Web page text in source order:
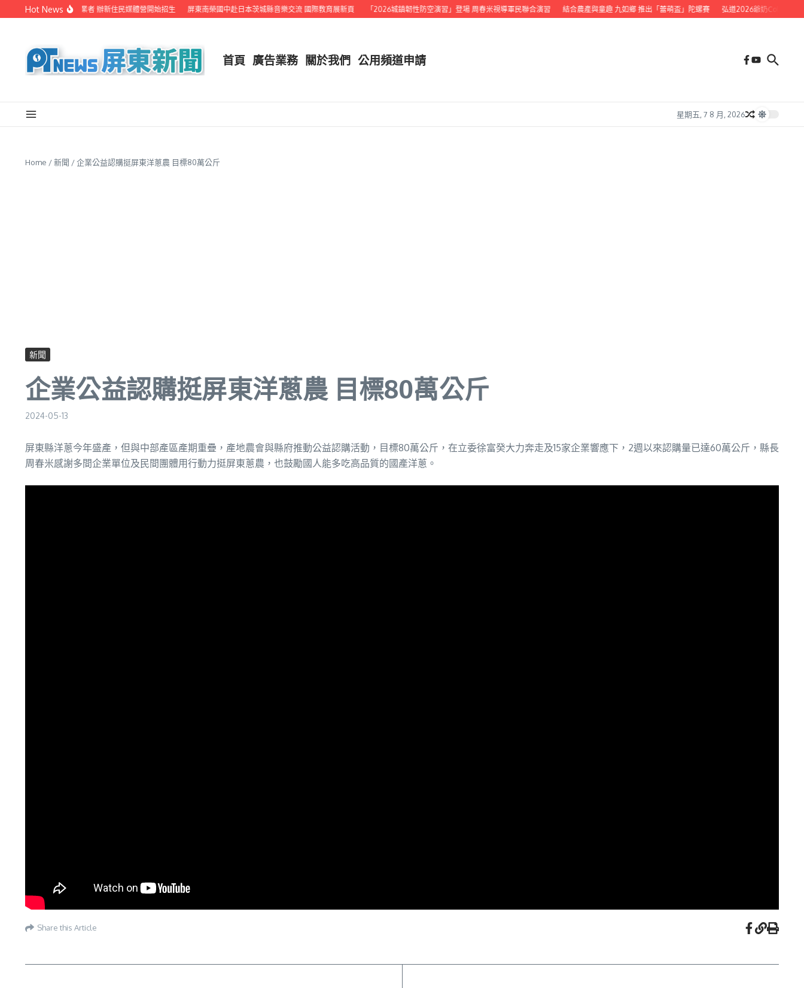
Skip to content
Hot News
屏縣府聯手在地電視業者 辦新住民媒體營開始招生 屏東南榮國中赴日本茨城縣音樂交流 國際教育展新頁 「2026城鎮韌性防空演習」登場 周春米視導軍民聯合演習 結合農產與童趣 九如鄉 推出「蕾萌盃」陀螺賽 弘道2026爺奶Color Walk健
首頁 廣告業務 關於我們 公用頻道申請
星期五, 7 8 月, 2026
Home /新聞 /企業公益認購挺屏東洋蔥農 目標80萬公斤
新聞
企業公益認購挺屏東洋蔥農 目標80萬公斤
2024-05-13
屏東縣洋蔥今年盛產，但與中部產區產期重疊，產地農會與縣府推動公益認購活動，目標80萬公斤，在立委徐富癸大力奔走及15家企業響應下，2週以來認購量已達60萬公斤，縣長
周春米感謝多間企業單位及民間團體用行動力挺屏東蔥農，也鼓勵國人能多吃高品質的國產洋蔥。
Share this Article